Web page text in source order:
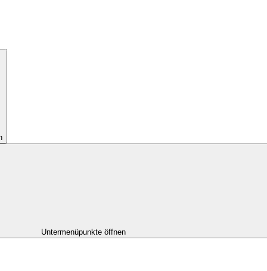
Untermenüpunkte öffnen